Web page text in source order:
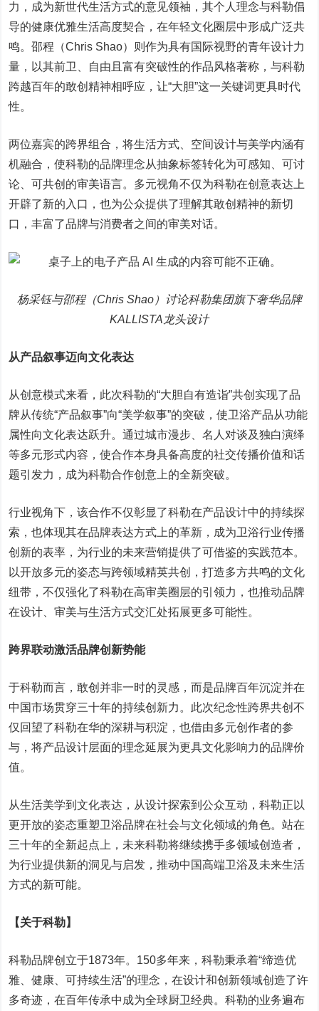
力，成为新世代生活方式的意见领袖，其个人理念与科勒倡
导的健康优雅生活高度契合，在年轻文化圈层中形成广泛共
鸣。邵程（Chris Shao）则作为具有国际视野的青年设计力
量，以其前卫、自由且富有突破性的作品风格著称，与科勒
跨越百年的敢创精神相呼应，让“大胆”这一关键词更具时代
性。
两位嘉宾的跨界组合，将生活方式、空间设计与美学内涵有
机融合，使科勒的品牌理念从抽象标签转化为可感知、可讨
论、可共创的审美语言。多元视角不仅为科勒在创意表达上
开辟了新的入口，也为公众提供了理解其敢创精神的新切
口，丰富了品牌与消费者之间的审美对话。
杨采钰与邵程（Chris Shao）讨论科勒集团旗下奢华品牌
KALLISTA龙头设计
从产品叙事迈向文化表达
从创意模式来看，此次科勒的“大胆自有造诣”共创实现了品
牌从传统“产品叙事”向“美学叙事”的突破，使卫浴产品从功能
属性向文化表达跃升。通过城市漫步、名人对谈及独白演绎
等多元形式内容，使合作本身具备高度的社交传播价值和话
题引发力，成为科勒合作创意上的全新突破。
行业视角下，该合作不仅彰显了科勒在产品设计中的持续探
索，也体现其在品牌表达方式上的革新，成为卫浴行业传播
创新的表率，为行业的未来营销提供了可借鉴的实践范本。
以开放多元的姿态与跨领域精英共创，打造多方共鸣的文化
纽带，不仅强化了科勒在高审美圈层的引领力，也推动品牌
在设计、审美与生活方式交汇处拓展更多可能性。
跨界联动激活品牌创新势能
于科勒而言，敢创并非一时的灵感，而是品牌百年沉淀并在
中国市场贯穿三十年的持续创新力。此次纪念性跨界共创不
仅回望了科勒在华的深耕与积淀，也借由多元创作者的参
与，将产品设计层面的理念延展为更具文化影响力的品牌价
值。
从生活美学到文化表达，从设计探索到公众互动，科勒正以
更开放的姿态重塑卫浴品牌在社会与文化领域的角色。站在
三十年的全新起点上，未来科勒将继续携手多领域创造者，
为行业提供新的洞见与启发，推动中国高端卫浴及未来生活
方式的新可能。
【关于科勒】
科勒品牌创立于1873年。150多年来，科勒秉承着“缔造优
雅、健康、可持续生活”的理念，在设计和创新领域创造了许
多奇迹，在百年传承中成为全球厨卫经典。科勒的业务遍布